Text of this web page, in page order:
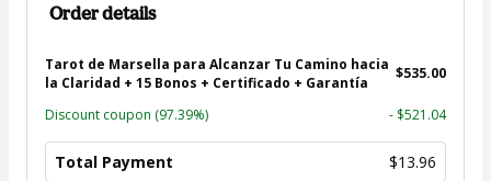
Order details
Tarot de Marsella para Alcanzar Tu Camino hacia
la Claridad + 15 Bonos + Certificado + Garantía
$535.00
Discount coupon (97.39%) - $521.04
Total Payment $13.96